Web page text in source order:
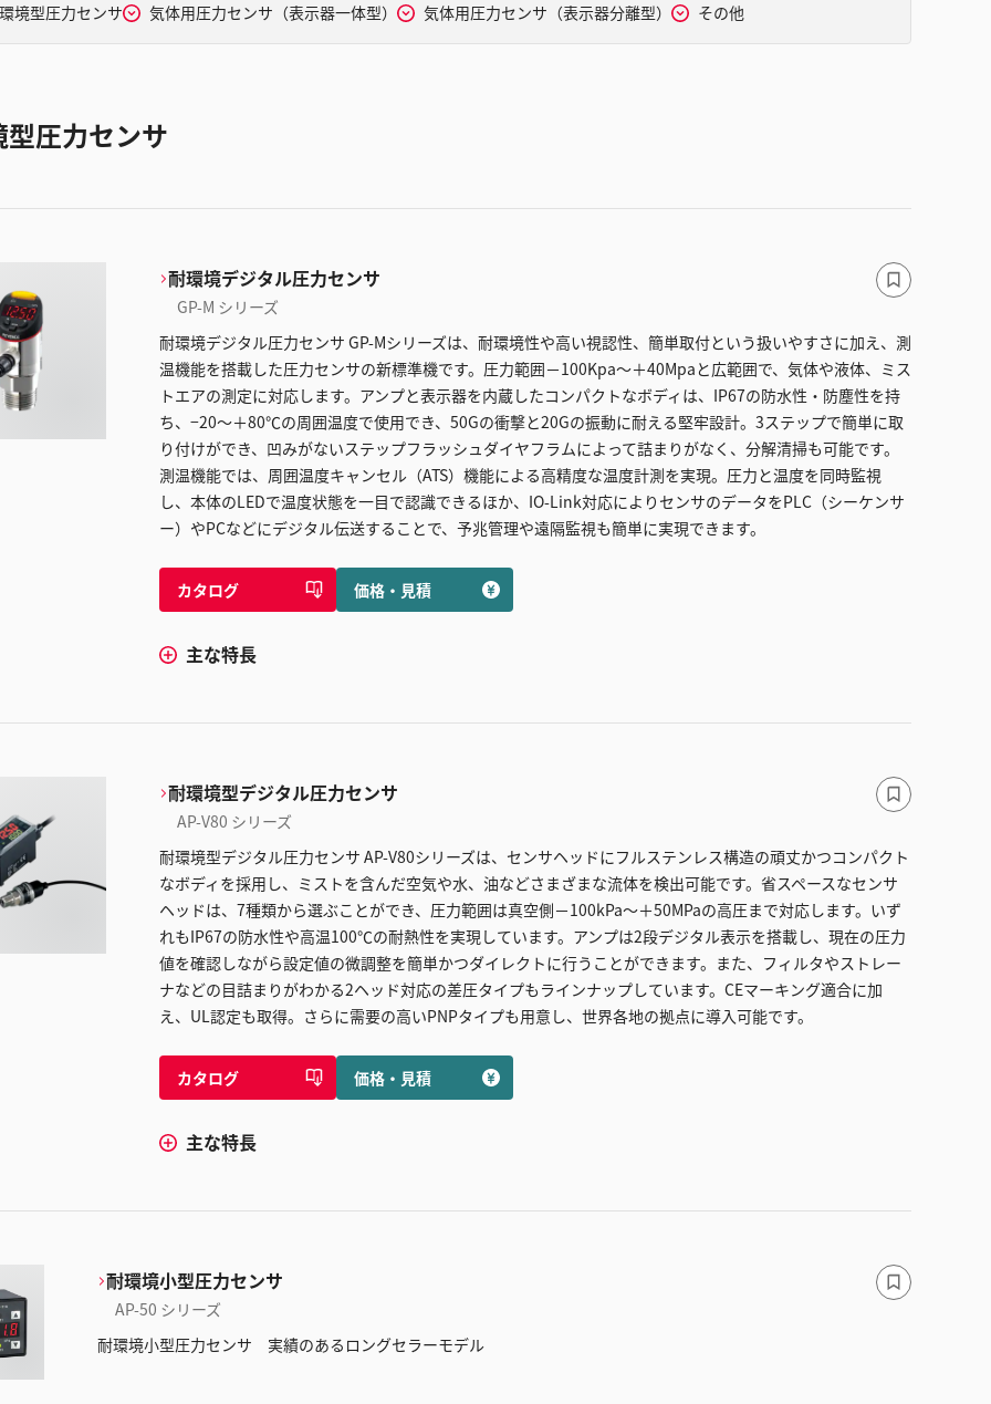
境型圧力センサ 気体用圧力センサ（表示器一体型） 気体用圧力センサ（表示器分離型） その他
圧力センサ
耐環境デジタル圧力センサ
GP-M シリーズ
耐環境デジタル圧力センサ GP-Mシリーズは、耐環境性や高い視認性、簡単取付という扱いやすさに加え、測
温機能を搭載した圧力センサの新標準機です。圧力範囲－100Kpa～＋40Mpaと広範囲で、気体や液体、ミス
トエアの測定に対応します。アンプと表示器を内蔵したコンパクトなボディは、IP67の防水性・防塵性を持
ち、−20〜＋80℃の周囲温度で使用でき、50Gの衝撃と20Gの振動に耐える堅牢設計。3ステップで簡単に取
り付けができ、凹みがないステップフラッシュダイヤフラムによって詰まりがなく、分解清掃も可能です。
測温機能では、周囲温度キャンセル（ATS）機能による高精度な温度計測を実現。圧力と温度を同時監視
し、本体のLEDで温度状態を一目で認識できるほか、IO-Link対応によりセンサのデータをPLC（シーケンサ
ー）やPCなどにデジタル伝送することで、予兆管理や遠隔監視も簡単に実現できます。
カタログ 価格・見積
主な特長
耐環境型デジタル圧力センサ
AP-V80 シリーズ
耐環境型デジタル圧力センサ AP-V80シリーズは、センサヘッドにフルステンレス構造の頑丈かつコンパクト
なボディを採用し、ミストを含んだ空気や水、油などさまざまな流体を検出可能です。省スペースなセンサ
ヘッドは、7種類から選ぶことができ、圧力範囲は真空側－100kPa～＋50MPaの高圧まで対応します。いず
れもIP67の防水性や高温100℃の耐熱性を実現しています。アンプは2段デジタル表示を搭載し、現在の圧力
値を確認しながら設定値の微調整を簡単かつダイレクトに行うことができます。また、フィルタやストレー
ナなどの目詰まりがわかる2ヘッド対応の差圧タイプもラインナップしています。CEマーキング適合に加
え、UL認定も取得。さらに需要の高いPNPタイプも用意し、世界各地の拠点に導入可能です。
カタログ 価格・見積
主な特長
耐環境小型圧力センサ
AP-50 シリーズ
耐環境小型圧力センサ 実績のあるロングセラーモデル